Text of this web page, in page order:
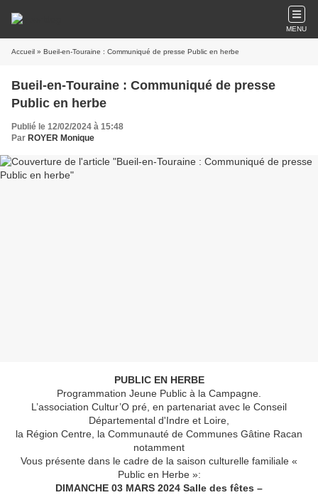
MENU
Accueil » Bueil-en-Touraine : Communiqué de presse Public en herbe
Bueil-en-Touraine : Communiqué de presse
Public en herbe
Publié le 12/02/2024 à 15:48
Par ROYER Monique
PUBLIC EN HERBE
Programmation Jeune Public à la Campagne.
L’association Cultur’O pré, en partenariat avec le Conseil
Départemental d'Indre et Loire,
la Région Centre, la Communauté de Communes Gâtine Racan
notamment
Vous présente dans le cadre de la saison culturelle familiale «
Public en Herbe »:
DIMANCHE 03 MARS 2024 Salle des fêtes –